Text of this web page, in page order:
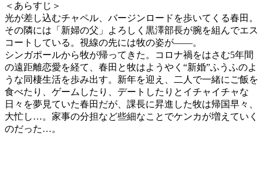
＜あらすじ＞
光が差し込むチャペル、バージンロードを歩いてくる春田。
その隣には「新婦の父」よろしく黒澤部長が腕を組んでエス
コートしている。視線の先には牧の姿が――。
シンガポールから牧が帰ってきた。コロナ禍をはさむ5年間
の遠距離恋愛を経て、春田と牧はようやく“新婚”ふうふのよ
うな同棲生活を歩み出す。新年を迎え、二人で一緒にご飯を
食べたり、ゲームしたり、デートしたりとイチャイチャな
日々を夢見ていた春田だが、課長に昇進した牧は帰国早々、
大忙し…。家事の分担など些細なことでケンカが増えていく
のだった…。